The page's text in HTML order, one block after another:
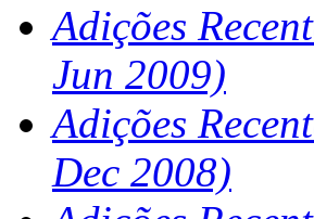
Adições
Jun 2009)
Adições
Dec 2008)